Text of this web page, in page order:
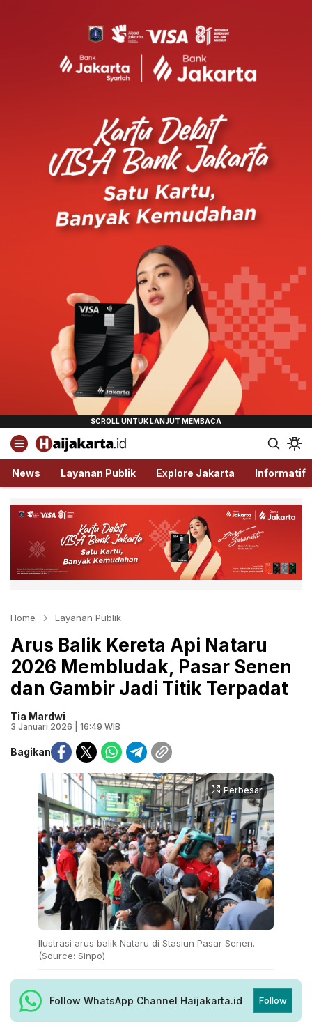
Haijakarta.id
Semua Tentang Jakarta Ada Disini!
News Layanan Publik Explore Jakarta Informatif
Home Layanan Publik
Arus Balik Kereta Api Nataru
2026 Membludak, Pasar Senen
dan Gambir Jadi Titik Terpadat
Tia Mardwi
3 Januari 2026 | 16:49 WIB
Bagikan
Perbesar
Ilustrasi arus balik Nataru di Stasiun Pasar Senen.
(Source: Sinpo)
Follow WhatsApp Channel Haijakarta.id Follow